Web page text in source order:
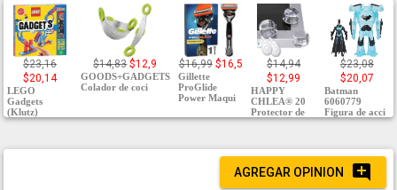
$23,16
$20,14
LEGO
Gadgets
(Klutz)
$14,83 $12,9
GOODS+GADGETS
Colador de coci
$16,99 $16,5
Gillette
ProGlide
Power Maqui
$14,94
$12,99
HAPPY
CHLEA® 20
Protector de
$23,08
$20,07
Batman
6060779
Figura de acci
AGREGAR OPINION